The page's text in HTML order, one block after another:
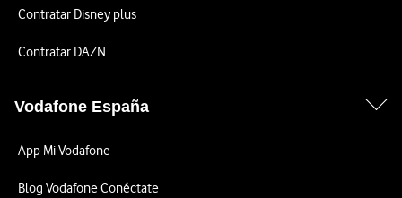
Contratar Disney plus
Contratar DAZN
Vodafone España
App Mi Vodafone
Blog Vodafone Conéctate